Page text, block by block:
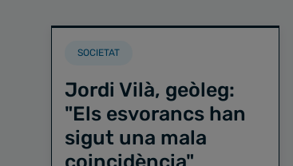
SOCIETAT
Jordi Vilà, geòleg:
"Els esvorancs han
sigut una mala